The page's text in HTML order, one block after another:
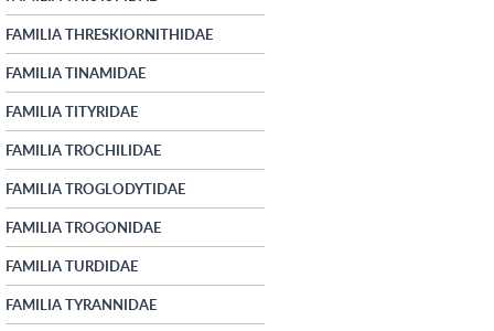
FAMILIA THRESKIORNITHIDAE
FAMILIA TINAMIDAE
FAMILIA TITYRIDAE
FAMILIA TROCHILIDAE
FAMILIA TROGLODYTIDAE
FAMILIA TROGONIDAE
FAMILIA TURDIDAE
FAMILIA TYRANNIDAE